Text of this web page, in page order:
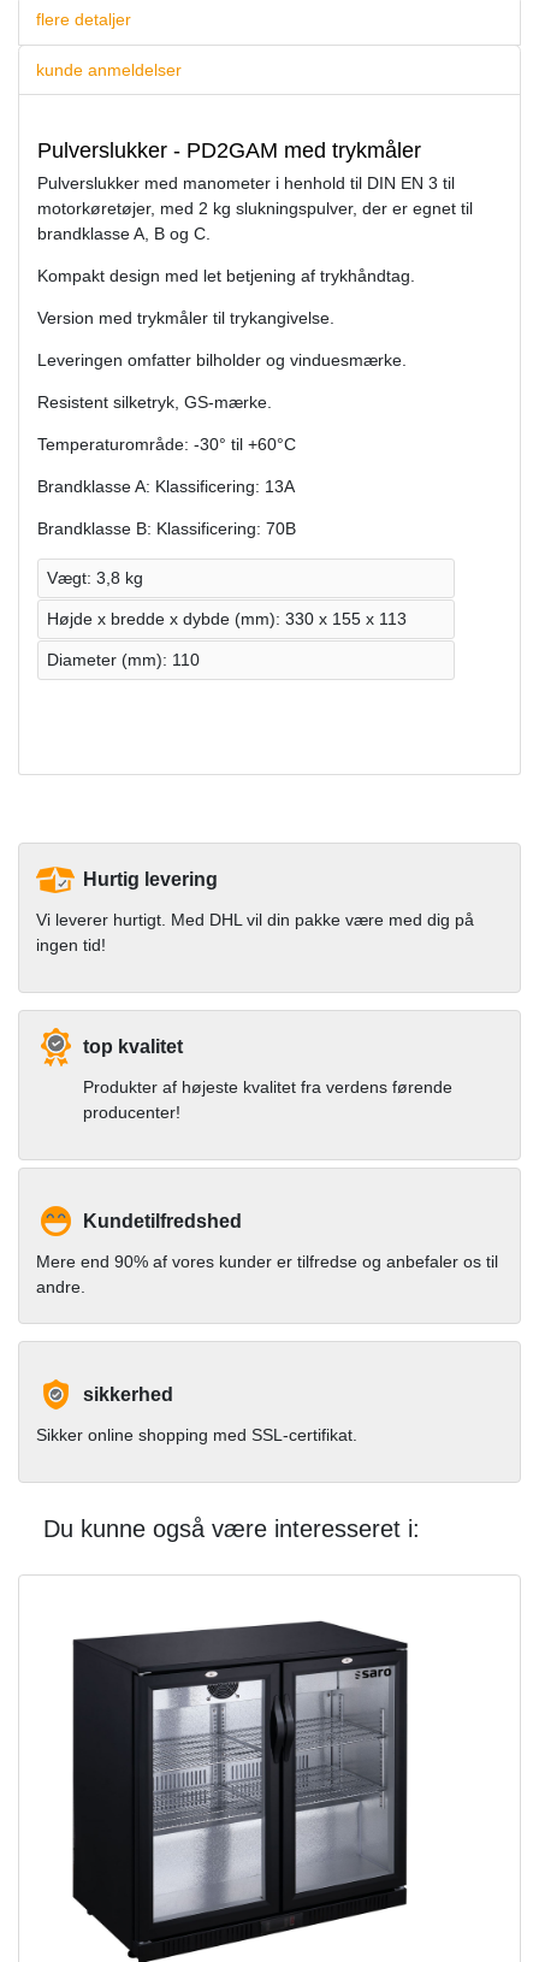
flere detaljer
kunde anmeldelser
Pulverslukker - PD2GAM med trykmåler
Pulverslukker med manometer i henhold til DIN EN 3 til
motorkøretøjer, med 2 kg slukningspulver, der er egnet til
brandklasse A, B og C.
Kompakt design med let betjening af trykhåndtag.
Version med trykmåler til trykangivelse.
Leveringen omfatter bilholder og vinduesmærke.
Resistent silketryk, GS-mærke.
Temperaturområde: -30° til +60°C
Brandklasse A: Klassificering: 13A
Brandklasse B: Klassificering: 70B
Vægt: 3,8 kg
Højde x bredde x dybde (mm): 330 x 155 x 113
Diameter (mm): 110
Hurtig levering
Vi leverer hurtigt. Med DHL vil din pakke være med dig på
ingen tid!
top kvalitet
Produkter af højeste kvalitet fra verdens førende
producenter!
Kundetilfredshed
Mere end 90% af vores kunder er tilfredse og anbefaler os til
andre.
sikkerhed
Sikker online shopping med SSL-certifikat.
Du kunne også være interesseret i: